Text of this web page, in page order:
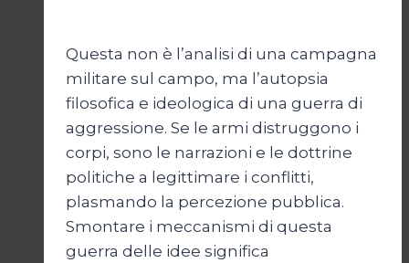
Questa non è l’analisi di una campagna
militare sul campo, ma l’autopsia
filosofica e ideologica di una guerra di
aggressione. Se le armi distruggono i
corpi, sono le narrazioni e le dottrine
politiche a legittimare i conflitti,
plasmando la percezione pubblica.
Smontare i meccanismi di questa
guerra delle idee significa